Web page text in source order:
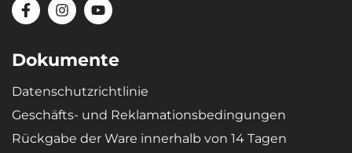
Materialien
die Wanne nach dem Biegen (z. B. bei Lagerung) wieder ihre
Dokumente
Datenschutzrichtlinie
Geschäfts- und Reklamationsbedingungen
Rückgabe der Ware innerhalb von 14 Tagen